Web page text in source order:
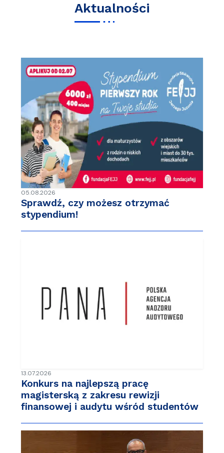
Aktualności
05.08.2026
Sprawdź, czy możesz otrzymać
stypendium!
13.07.2026
Konkurs na najlepszą pracę
magisterską z zakresu rewizji
finansowej i audytu wśród studentów